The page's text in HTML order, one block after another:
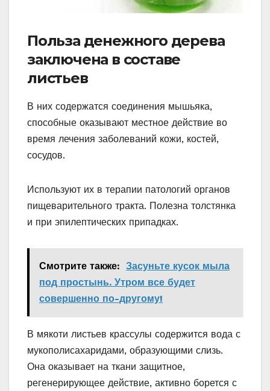
Польза денежного дерева
заключена в составе
листьев
В них содержатся соединения мышьяка,
способные оказывают местное действие во
время лечения заболеваний кожи, костей,
сосудов.
Используют их в терапии патологий органов
пищеварительного тракта. Полезна толстянка
и при эпилептических припадках.
Смотрите также: Засуньте кусок мыла
под простынь. Утром все будет
совершенно по-другому!
В мякоти листьев крассулы содержится вода с
мукополисахаридами, образующими слизь.
Она оказывает на ткани защитное,
регенерирующее действие, активно борется с